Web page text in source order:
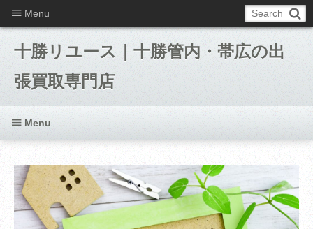
十勝リユース｜十勝管内・帯広の出
張買取専門店
Menu
Menu